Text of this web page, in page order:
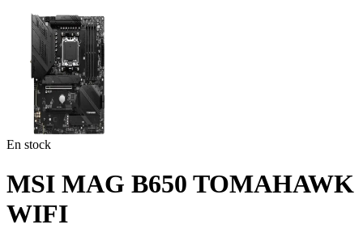
En stock
MSI MAG B650 TOMAHAWK
WIFI